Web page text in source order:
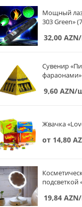
Мощный
303 Green»
32,00 AZN
Сувенир
фараонами»
9,60 AZN/
Жвачка
от 14,80
подсветкой
19,84 AZN